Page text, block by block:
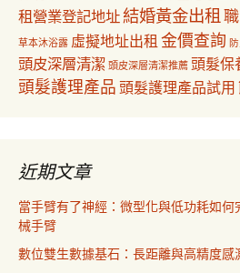
租營業登記地址結婚黃金出租
草本沐浴露 虛擬地址出租 金價查詢
頭皮深層清潔 頭皮深層清潔推薦 頭髮保
頭髮護理產品 頭髮護理產品試用
近期文章
當手臂有了神經：微型化與低功耗如
械手臂
數位雙生數據基石：長距離與高精度感